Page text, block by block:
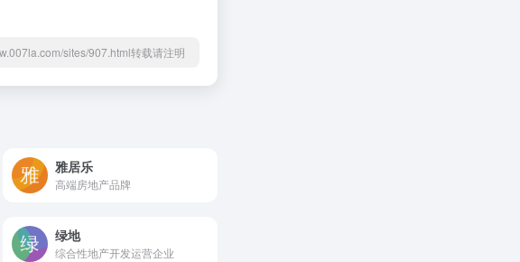
sites/907.html转载请注明
雅居乐
高端房地产品牌
绿地
综合性地产开发运营企业